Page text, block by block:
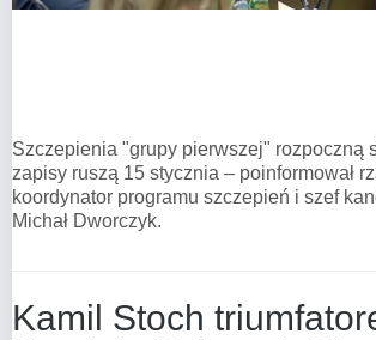
Szczepienia "grupy pierwszej" rozpoczną
zapisy ruszą 15 stycznia – poinformował
koordynator programu szczepień i szef
Michał Dworczyk.
Kamil Stoch